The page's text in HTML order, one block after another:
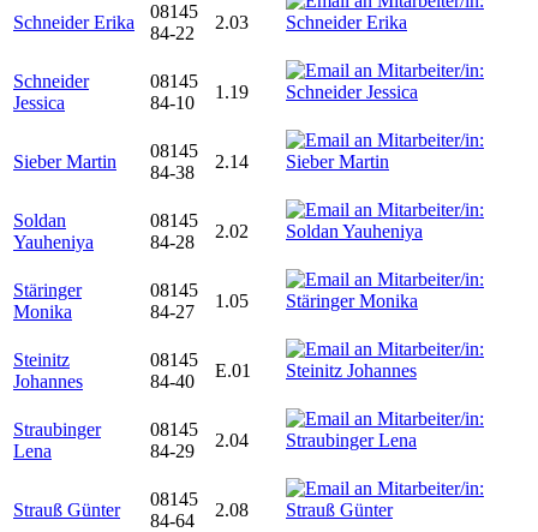
Schneider Erika
08145
84-22
2.03
Schneider
Jessica
08145
84-10
1.19
Sieber Martin
08145
84-38
2.14
Soldan
Yauheniya
08145
84-28
2.02
Stäringer
Monika
08145
84-27
1.05
Steinitz
Johannes
08145
84-40
E.01
Straubinger
Lena
08145
84-29
2.04
Strauß Günter
08145
84-64
2.08